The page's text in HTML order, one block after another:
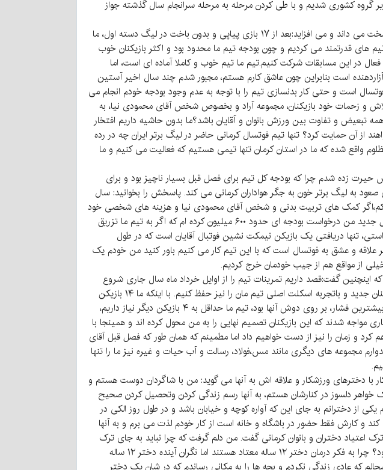
گروه کشوری شدیم و با طی کردن مرحله به مرحله سرانجام سال گذشته جواز
سرمربی آراد بازی کردن در لیگ برتر فوتسال بانوان را بخصوص با تیم های حرفه ای و مطرح را سخت می داند و می افزاید:بعد از ۱۷ بازی پیاپی و بدون باخت در لیگ دسته اول، ما
برتر و مصاف با تیم های قدرتمند می کردیم و چون بودجه تیم ما محدود بود و اکثر بازیکنان خوب
در این مسابقات شرکت کنیم.تیم ما تیم خوب و کاملا آماده ای است، اما
آزاردهنده است بنابراین چون عاشق کارم هستم، مجبور شدم چند سال اخیر آستین
است و حتی کار بدنسازی تیم را با توجه به عدم وجود بودجه خودم انجام می
و زحمات خود بازیکنان، مجموعه آراد و بخصوص شخص آقای محمودی نیا، به
و تفاوت بین ورزش بانوان و آقایان باشد؟ما بدون حاشیه داریم افتخار
که بخواهند از آن حمایت کرد؟ تنها تیم فوتسال کرمانی حاضر در لیگ برتر ایران چه در رده
واقع شده که ما در استان کرمان تنها تیمی هستیم که فعالیت می کنیم و ما
زده شدم چرا که بودجه کل تیم برای فصل قبل بسیار ناچیز بود و برای
به لیگ برتر خون به جگر هواداران کرمانی می کند. پاسخش را بخوانید: سال
کم،اگر کمک های تربیت بدنی و شخص آقای محمودی نیا و هزینه های شخصی خود
بچه ها نبود تیم ما به مشکل بر می خورد و حتی به لیگ برتر هم صعود نمی کردیم. اما برای فصل جدید من درخواست بودجه ای حدود ۶۰۰ میلیون کرده ام که اگر به تیم ما تزریق
تنها دریافتی یک بازیکن نیمکت نشین فوتبال آقایان است که در طول
علاقه و عشق به فوتسال است که با این تیم کار می کنیم باور کنید من خودم یک
از مواقع هم از جیب خودمان خرج کردیم.
اینچنین گفت:قصد داریم تمرینات تیم را از اوایل خرداد ماه سال جاری شروع
کنیم، امیدواریم تا آن زمان تکلیف هزینه های تیم مشخص شود و ما بتوانیم علاوه بر جذب بازیکنان جدید و باتجربه اسکلت اصلی تیم مان را نیز حفظ کنیم. با اینکه ما ۱۴ بازیکن
خوب در تیم داریم اما به واقعیت تیم ما ۷ بازیکن اصلی دارد که بیشتر دقایق بازی می کردند و بیشترین فشار، بر روی دوش آنها بود، تیم ما حداقل به ۴ بازیکن دیگر نیاز داریم،
مواجه شدند که این بازیکنان تصمیم نهایی را به من محول کرده اند و همینجا با
و زمان را نیز از دست خواهیم داد اما مطمینم که همان طور که فصل قبل آقای
مجموعه های دیگری مانند مس،فولاد، رسالت و آب حیات و غیره نیز ما را تنها
با دخترهای ورزشکار و علاقه اش به آنها می گوید: من با شاگردان دوست هستم و
خواهر دلسوز در کنارشان هستم، به آنها رسم زندگی کردن وتحصیل کردن صحیح
یکی از دخترانم به جای این که آواره کوچه و خیابان باشد و در طول روز الکی در
و کارش فقط حضور در باشگاه و خانه است از کار خودم لذت می برم و به آنها
اعتیاد دختران و بانوان کرمانی گفت. من دلم گرفت که چرا نباید به جای ترک
دادن اعتیاد دختر ۱۲ ساله، به فکر ساختن روح و جسم او در ورزش باشیم قبل از اینکه معتاد شود؟ چرا به فکر درمان دختر ۱۲ ساله معتاد هستند اما نگران آینده دختر ۱۲ ساله
که عادی زندگی نکردم و بچه ها را به مکانی رساندم که در شان یک دختر